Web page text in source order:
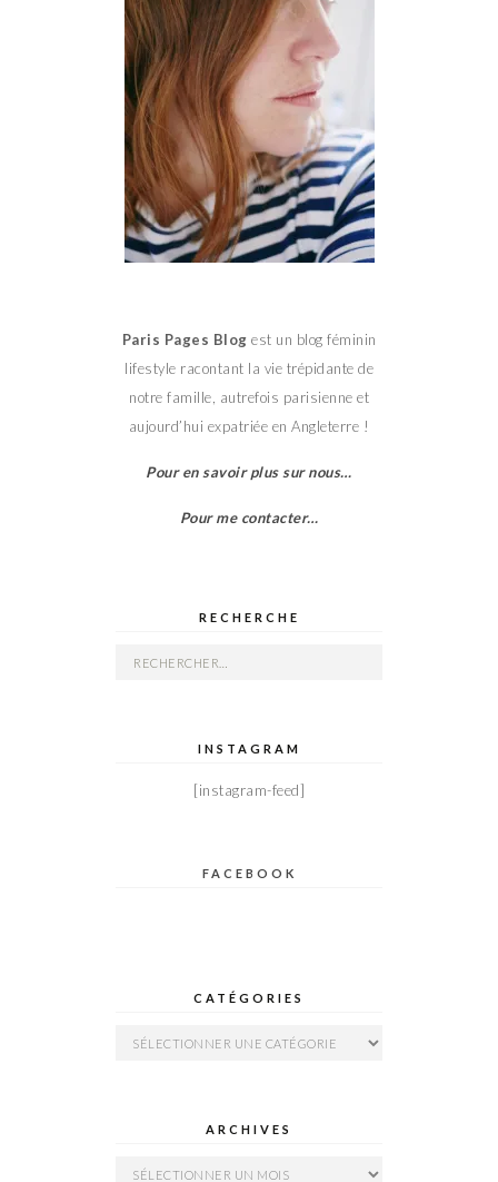
Paris Pages Blog est un blog féminin
lifestyle racontant la vie trépidante de
notre famille, autrefois parisienne et
aujourd’hui expatriée en Angleterre !
Pour en savoir plus sur nous…
Pour me contacter…
RECHERCHE
Rechercher :
INSTAGRAM
[instagram-feed]
FACEBOOK
CATÉGORIES
Catégories
ARCHIVES
Archives